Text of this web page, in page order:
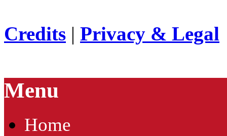
Credits | Privacy & Legal
Menu
Home